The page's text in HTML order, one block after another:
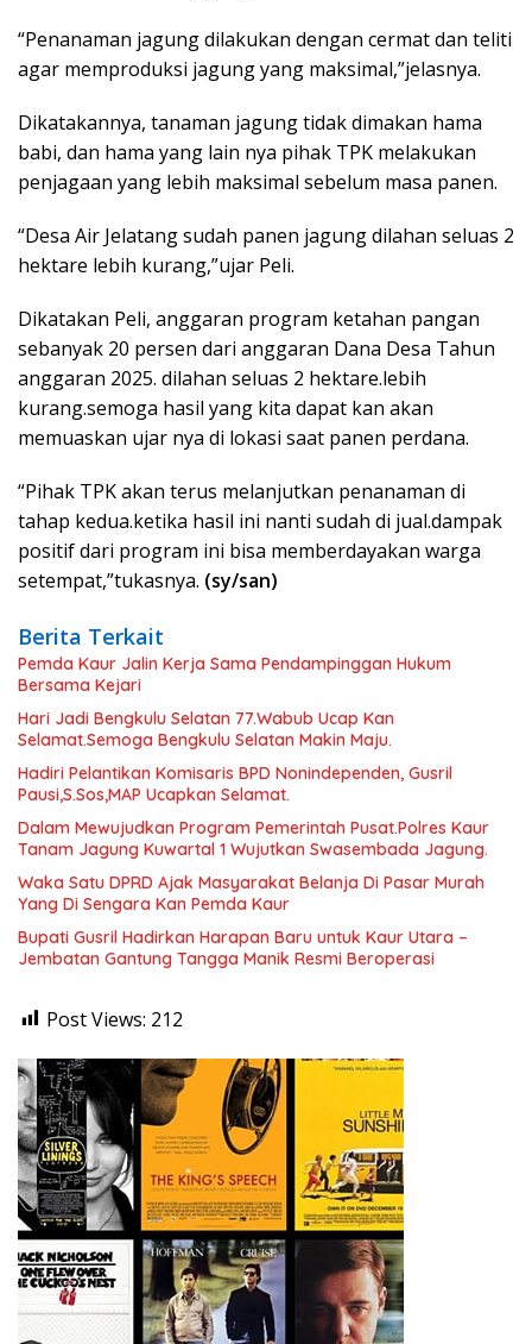
“Penanaman jagung dilakukan dengan cermat dan teliti
agar memproduksi jagung yang maksimal,”jelasnya.
Dikatakannya, tanaman jagung tidak dimakan hama
babi, dan hama yang lain nya pihak TPK melakukan
penjagaan yang lebih maksimal sebelum masa panen.
“Desa Air Jelatang sudah panen jagung dilahan seluas 2
hektare lebih kurang,”ujar Peli.
Dikatakan Peli, anggaran program ketahan pangan
sebanyak 20 persen dari anggaran Dana Desa Tahun
anggaran 2025. dilahan seluas 2 hektare.lebih
kurang.semoga hasil yang kita dapat kan akan
memuaskan ujar nya di lokasi saat panen perdana.
“Pihak TPK akan terus melanjutkan penanaman di
tahap kedua.ketika hasil ini nanti sudah di jual.dampak
positif dari program ini bisa memberdayakan warga
setempat,”tukasnya. (sy/san)
Berita Terkait
Pemda Kaur Jalin Kerja Sama Pendampinggan Hukum
Bersama Kejari
Hari Jadi Bengkulu Selatan 77.Wabub Ucap Kan
Selamat.Semoga Bengkulu Selatan Makin Maju.
Hadiri Pelantikan Komisaris BPD Nonindependen, Gusril
Pausi,S.Sos,MAP Ucapkan Selamat.
Dalam Mewujudkan Program Pemerintah Pusat.Polres Kaur
Tanam Jagung Kuwartal 1 Wujutkan Swasembada Jagung.
Waka Satu DPRD Ajak Masyarakat Belanja Di Pasar Murah
Yang Di Sengara Kan Pemda Kaur
Bupati Gusril Hadirkan Harapan Baru untuk Kaur Utara –
Jembatan Gantung Tangga Manik Resmi Beroperasi
Post Views: 212